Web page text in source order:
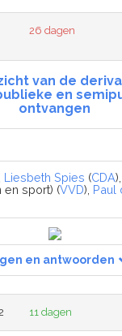
26 dagen
van de
en
ontvangen
Liesbeth Spies (CDA),
sport) (VVD), Paul
en antwoorden
11 dagen